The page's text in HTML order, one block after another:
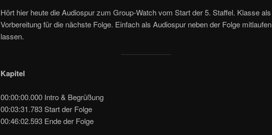
Hört hier heute die Audiospur zum Group-Watch vom Start der 5. Staffel. Klasse als
Vorbereitung für die nächste Folge. Einfach als Audiospur neben der Folge mitlaufen
lassen.
Kapitel
00:00:00.000 Intro & Begrüßung
00:03:31.783 Start der Folge
00:46:02.593 Ende der Folge